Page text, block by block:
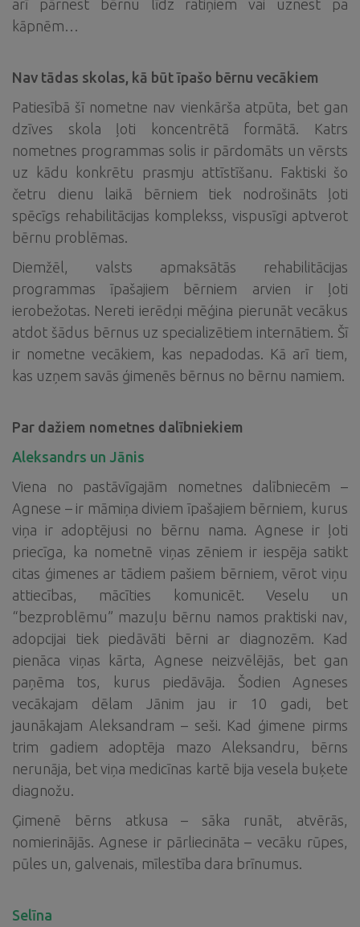
arī pārnest bērnu līdz ratiņiem vai uznest pa
kāpnēm…
Nav tādas skolas, kā būt īpašo bērnu vecākiem
Patiesībā šī nometne nav vienkārša atpūta, bet gan
dzīves skola ļoti koncentrētā formātā. Katrs
nometnes programmas solis ir pārdomāts un vērsts
uz kādu konkrētu prasmju attīstīšanu. Faktiski šo
četru dienu laikā bērniem tiek nodrošināts ļoti
spēcīgs rehabilitācijas komplekss, vispusīgi aptverot
bērnu problēmas.
Diemžēl, valsts apmaksātās rehabilitācijas
programmas īpašajiem bērniem arvien ir ļoti
ierobežotas. Nereti ierēdņi mēģina pierunāt vecākus
atdot šādus bērnus uz specializētiem internātiem. Šī
ir nometne vecākiem, kas nepadodas. Kā arī tiem,
kas uzņem savās ģimenēs bērnus no bērnu namiem.
Par dažiem nometnes dalībniekiem
Aleksandrs un Jānis
Viena no pastāvīgajām nometnes dalībniecēm –
Agnese – ir māmiņa diviem īpašajiem bērniem, kurus
viņa ir adoptējusi no bērnu nama. Agnese ir ļoti
priecīga, ka nometnē viņas zēniem ir iespēja satikt
citas ģimenes ar tādiem pašiem bērniem, vērot viņu
attiecības, mācīties komunicēt. Veselu un
“bezproblēmu” mazuļu bērnu namos praktiski nav,
adopcijai tiek piedāvāti bērni ar diagnozēm. Kad
pienāca viņas kārta, Agnese neizvēlējās, bet gan
paņēma tos, kurus piedāvāja. Šodien Agneses
vecākajam dēlam Jānim jau ir 10 gadi, bet
jaunākajam Aleksandram – seši. Kad ģimene pirms
trim gadiem adoptēja mazo Aleksandru, bērns
nerunāja, bet viņa medicīnas kartē bija vesela buķete
diagnožu.
Ģimenē bērns atkusa – sāka runāt, atvērās,
nomierinājās. Agnese ir pārliecināta – vecāku rūpes,
pūles un, galvenais, mīlestība dara brīnumus.
Selīna